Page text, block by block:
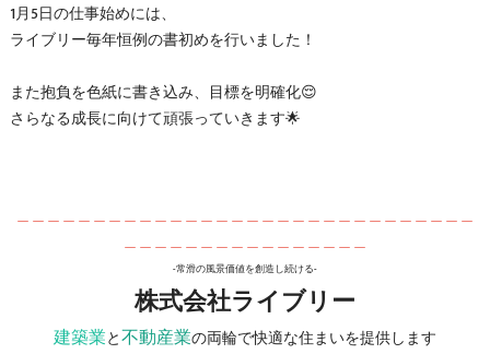
1月5日の仕事始めには、
ライブリー毎年恒例の書初めを行いました！
また抱負を色紙に書き込み、目標を明確化😌
さらなる成長に向けて頑張っていきます🌟
＿＿＿＿＿＿＿＿＿＿＿＿＿＿＿＿＿＿＿＿＿＿＿＿＿＿＿＿＿＿
＿＿＿＿＿＿＿＿＿＿＿＿＿＿＿＿
-常滑の風景価値を創造し続ける-
株式会社ライブリー
建築業と不動産業の両輪で快適な住まいを提供します